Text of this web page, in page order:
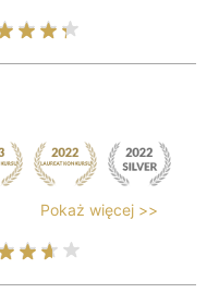
Pokaż więcej >>